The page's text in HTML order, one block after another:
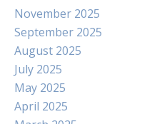
November 2025
September 2025
August 2025
July 2025
May 2025
April 2025